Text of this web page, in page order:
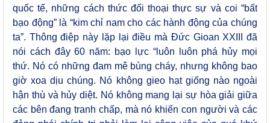
quốc tế, những cách thức đối thoại thực sự và coi “bất
bạo động” là “kim chỉ nam cho các hành động của chúng
ta”. Thông điệp này lặp lại điều mà Đức Gioan XXIII đã
nói cách đây 60 năm: bạo lực “luôn luôn phá hủy mọi
thứ. Nó có những đam mê bùng cháy, nhưng không bao
giờ xoa dịu chúng. Nó không gieo hạt giống nào ngoài
hận thù và hủy diệt. Nó không mang lại sự hòa giải giữa
các bên đang tranh chấp, mà nó khiến con người và các